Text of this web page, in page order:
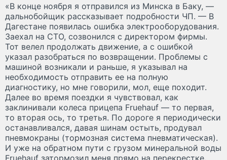
«В конце ноября я отправился из Минска в Баку, —
дальнобойщик рассказывает подробности ЧП. — В
Дагестане появилась ошибка электрооборудования.
Заехал на СТО, созвонился с директором фирмы.
Тот велел продолжать движение, а с ошибкой
указал разобраться по возвращении. Проблемы с
машиной возникали и раньше, я указывал на
необходимость отправить ее на полную
диагностику, но мне говорили, мол, еще походит.
Далее во время поездки я чувствовал, как
заклинивали колеса прицепа Fruehauf — то первая,
то вторая ось, то третья. По дороге я периодически
останавливался, давая шинам остыть, продувал
пневмокраны (тормозная система пневматическая).
И уже на обратном пути с грузом минеральной воды
Fruehauf затормозил меня прямо на перекрестке.